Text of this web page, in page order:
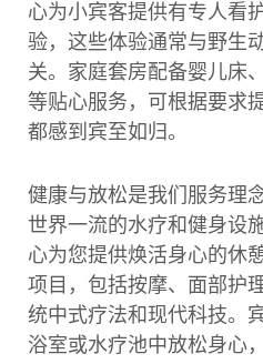
心为小宾客提供有专人看
验，这些体验通常与野生
关。家庭套房配备婴儿床
等贴心服务，可根据要求
都感到宾至如归。
健康与放松是我们服务理
世界一流的水疗和健身设
心为您提供焕活身心的休
项目，包括按摩、面部护
统中式疗法和现代科技。
浴室或水疗池中放松身心